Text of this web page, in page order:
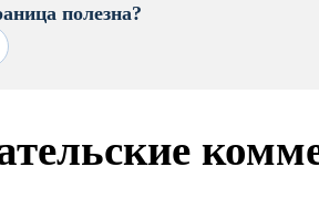
полезна?